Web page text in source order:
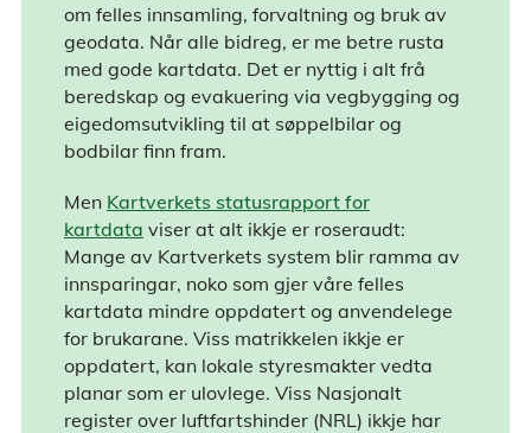
om felles innsamling, forvaltning og bruk av
geodata. Når alle bidreg, er me betre rusta
med gode kartdata. Det er nyttig i alt frå
beredskap og evakuering via vegbygging og
eigedomsutvikling til at søppelbilar og
bodbilar finn fram.
Men Kartverkets statusrapport for
kartdata viser at alt ikkje er roseraudt:
Mange av Kartverkets system blir ramma av
innsparingar, noko som gjer våre felles
kartdata mindre oppdatert og anvendelege
for brukarane. Viss matrikkelen ikkje er
oppdatert, kan lokale styresmakter vedta
planar som er ulovlege. Viss Nasjonalt
register over luftfartshinder (NRL) ikkje har